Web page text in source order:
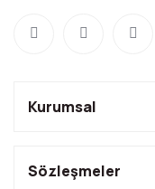
Kurumsal
Sözleşmeler